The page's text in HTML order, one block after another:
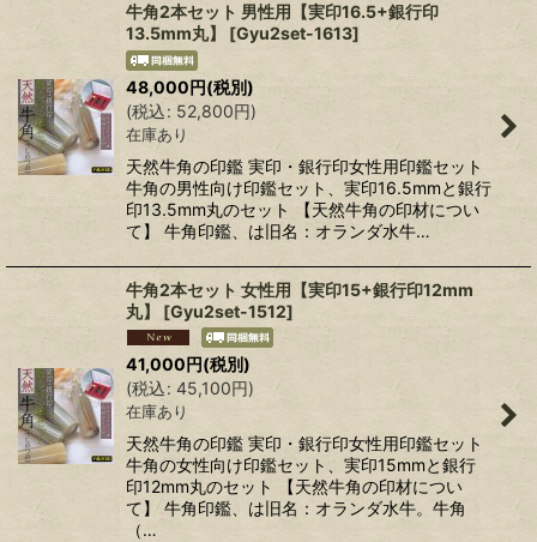
牛角2本セット 男性用【実印16.5+銀行印
13.5mm丸】
[Gyu2set-1613]
48,000円(税別)
(税込: 52,800円)
在庫あり
天然牛角の印鑑 実印・銀行印女性用印鑑セット
牛角の男性向け印鑑セット、実印16.5mmと銀行
印13.5mm丸のセット 【天然牛角の印材につい
て】 牛角印鑑、は旧名：オランダ水牛…
牛角2本セット 女性用【実印15+銀行印12mm
丸】
[Gyu2set-1512]
41,000円(税別)
(税込: 45,100円)
在庫あり
天然牛角の印鑑 実印・銀行印女性用印鑑セット
牛角の女性向け印鑑セット、実印15mmと銀行
印12mm丸のセット 【天然牛角の印材につい
て】 牛角印鑑、は旧名：オランダ水牛。牛角
（…